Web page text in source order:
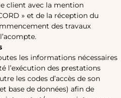
client avec la mention
» et de la réception du
des travaux
les informations nécessaires
l’exécution des prestations
les codes d’accès de son
base de données) afin de